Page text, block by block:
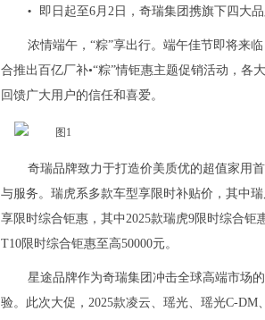
• 即日起至6月2日，奇瑞集团携旗下四大
浓情端午，“粽”享出行。端午佳节即将来
合推出百亿厂补•“粽”情钜惠主题促销活动，各
回馈广大用户的信任和喜爱。
奇瑞品牌致力于打造价美质优的超值家用
与服务。瑞虎系多款车型享限时补贴价，其中
享限时综合钜惠，其中2025款瑞虎9限时综合钜
T10限时综合钜惠至高50000元。
星途品牌作为奇瑞集团冲击全球高端市场
验。此次大促，2025款凌云、瑶光、瑶光C-DM